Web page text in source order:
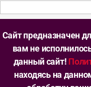
Сайт предназначен
вам не
данный сайт!
находясь на